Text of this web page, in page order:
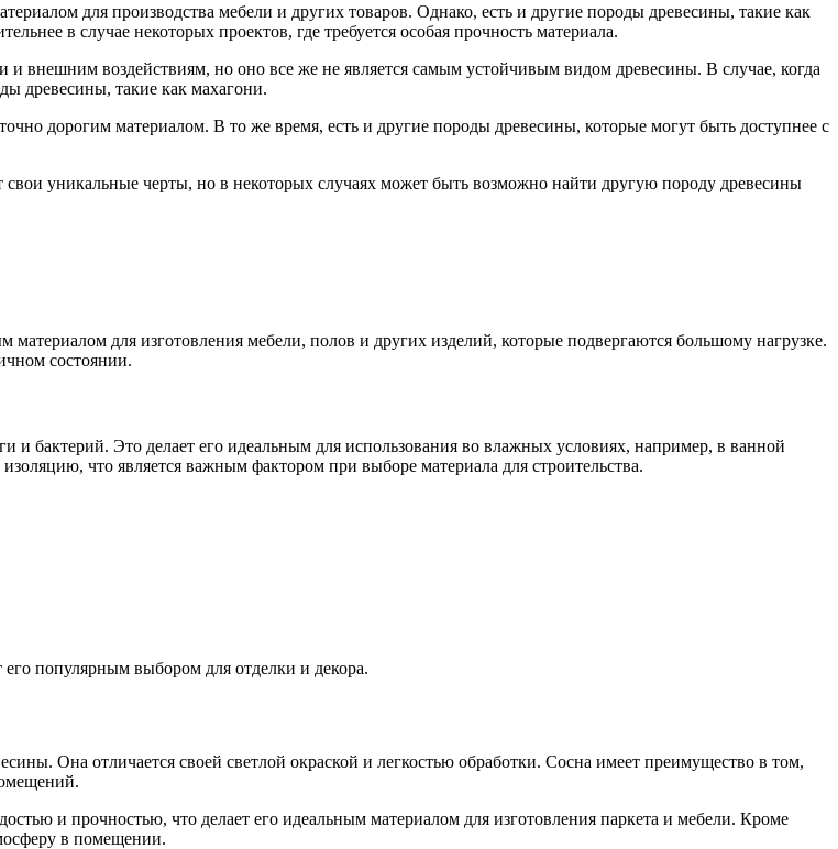
для производства мебели и других товаров. Однако, есть и другие породы древесины, такие как
в случае некоторых проектов, где требуется особая прочность материала.
и внешним воздействиям, но оно все же не является самым устойчивым видом древесины. В случае, когда
древесины, такие как махагони.
дорогим материалом. В то же время, есть и другие породы древесины, которые могут быть доступнее с
свои уникальные черты, но в некоторых случаях может быть возможно найти другую породу древесины
для изготовления мебели, полов и других изделий, которые подвергаются большому нагрузке.
состоянии.
и бактерий. Это делает его идеальным для использования во влажных условиях, например, в ванной
что является важным фактором при выборе материала для строительства.
его популярным выбором для отделки и декора.
Она отличается своей светлой окраской и легкостью обработки. Сосна имеет преимущество в том,
и прочностью, что делает его идеальным материалом для изготовления паркета и мебели. Кроме
в помещении.